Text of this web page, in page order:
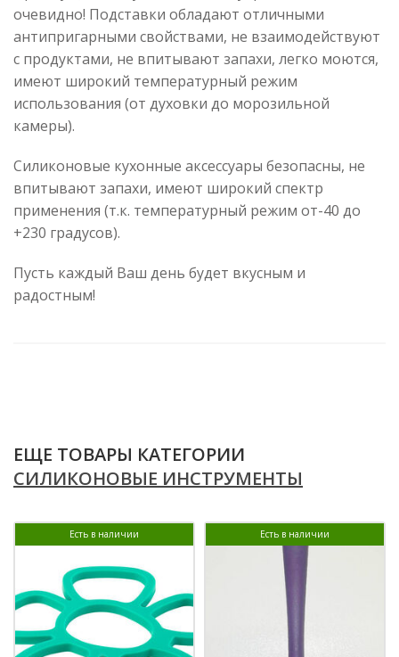
очевидно! Подставки обладают отличными
антипригарными свойствами, не взаимодействуют
с продуктами, не впитывают запахи, легко моются,
имеют широкий температурный режим
использования (от духовки до морозильной
камеры).
Силиконовые кухонные аксессуары безопасны, не
впитывают запахи, имеют широкий спектр
применения (т.к. температурный режим от-40 до
+230 градусов).
Пусть каждый Ваш день будет вкусным и
радостным!
ЕЩЕ ТОВАРЫ КАТЕГОРИИ
СИЛИКОНОВЫЕ ИНСТРУМЕНТЫ
Есть в наличии Есть в наличии